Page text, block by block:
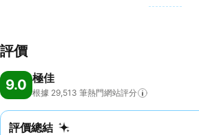
評價
9.0 極佳
根據 29,513 筆熱門網站評分
評價總結